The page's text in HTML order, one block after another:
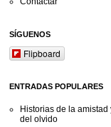
SÍGUENOS
Flipboard
ENTRADAS POPULARES
Historias de la amistad
del olvido